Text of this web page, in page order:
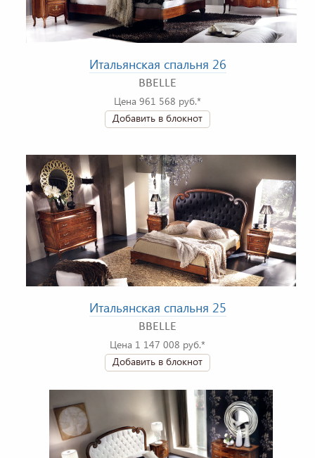
Итальянская спальня 26
BBELLE
Цена 961 568 руб.*
Добавить в блокнот
Итальянская спальня 25
BBELLE
Цена 1 147 008 руб.*
Добавить в блокнот